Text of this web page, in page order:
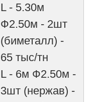
L - 5.30м
Ф2.50м - 2шт
(биметалл) -
65 тыс/тн
L - 6м Ф2.50м -
3шт (нержав) -